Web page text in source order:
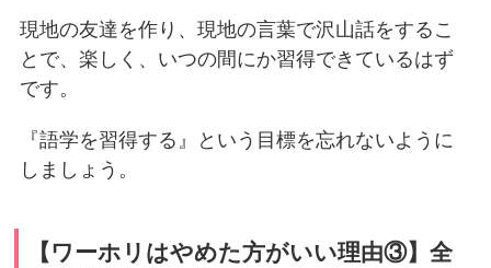
現地の友達を作り、現地の言葉で沢山話をするこ
とで、楽しく、いつの間にか習得できているはず
です。
『語学を習得する』という目標を忘れないように
しましょう。
【ワーホリはやめた方がいい理由③】全